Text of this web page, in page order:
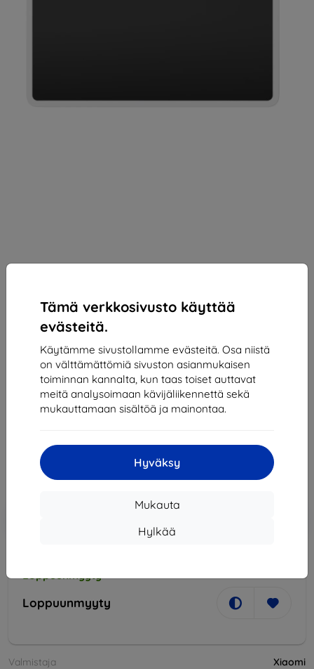
Tämä verkkosivusto käyttää
evästeitä.
Käytämme sivustollamme evästeitä. Osa niistä
on välttämättömiä sivuston asianmukaisen
toiminnan kannalta, kun taas toiset auttavat
meitä analysoimaan kävijäliikennettä sekä
mukauttamaan sisältöä ja mainontaa.
Hyväksy
Mukauta
Hylkää
Xiaomi
Xiaomi LCD Writing Tablet 13.5 Color Edition
(BHR7278GL)
31,42 €
Hinta ilman ALV:tä
Alennus kupongilla
Loppuunmyyty
Valmistaja
Xiaomi